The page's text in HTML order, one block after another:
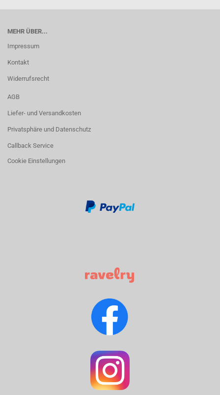
MEHR ÜBER...
Impressum
Kontakt
Widerrufsrecht
AGB
Liefer- und Versandkosten
Privatsphäre und Datenschutz
Callback Service
Cookie Einstellungen